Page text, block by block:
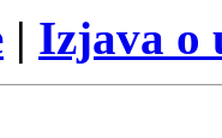
| Izjava o